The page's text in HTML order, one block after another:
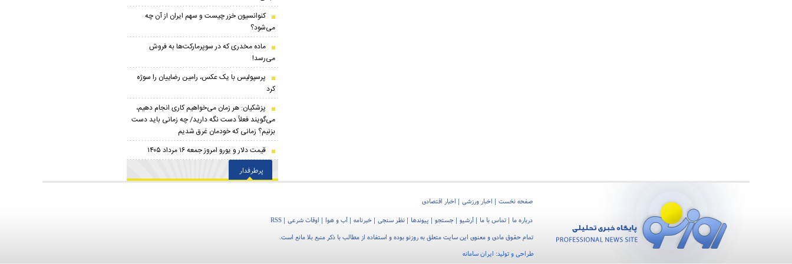
کنوانسیون خزر چیست و سهم ایران از آن چه
می‌شود؟
ماده مخدری که در سوپرمارکت‌ها به فروش
می‌رسد!
پرسپولیس با یک عکس، رامین رضاییان را سوژه
کرد
پزشکیان: هر زمان می‌خواهیم کاری انجام دهیم،
می‌گویند فعلاً دست نگه دارید/ چه زمانی باید دست
بزنیم؟ زمانی که خودمان غرق شدیم
قیمت دلار و یورو امروز جمعه ۱۶ مرداد ۱۴۰۵
پرطرفدار
صفحه نخست اخبار ورزشی
اخبار اقتصادی
درباره ما
تماس با ما آرشیو جستجو پیوندها نظر سنجی خبرنامه آب و هوا اوقات شرعی
RSS
تمام حقوق مادی و معنوی این سایت متعلق به روزنو بوده و استفاده از مطالب با ذکر منبع بلا مانع است.
طراحی و تولید: ایران سامانه